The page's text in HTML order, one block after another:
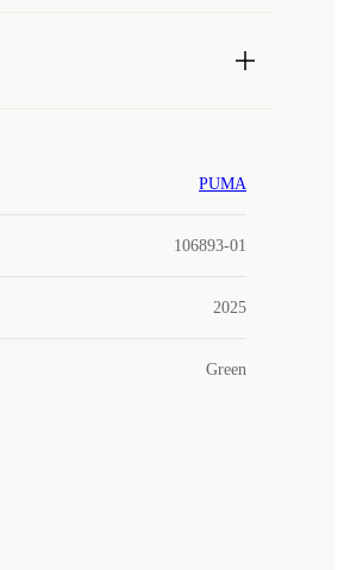
PUMA
106893-01
2025
Green